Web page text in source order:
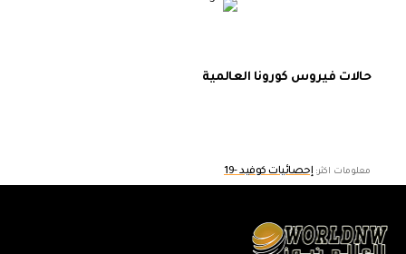
حالات فيروس كورونا العالمية
معلومات اكثر:إحصائيات كوفيد -19